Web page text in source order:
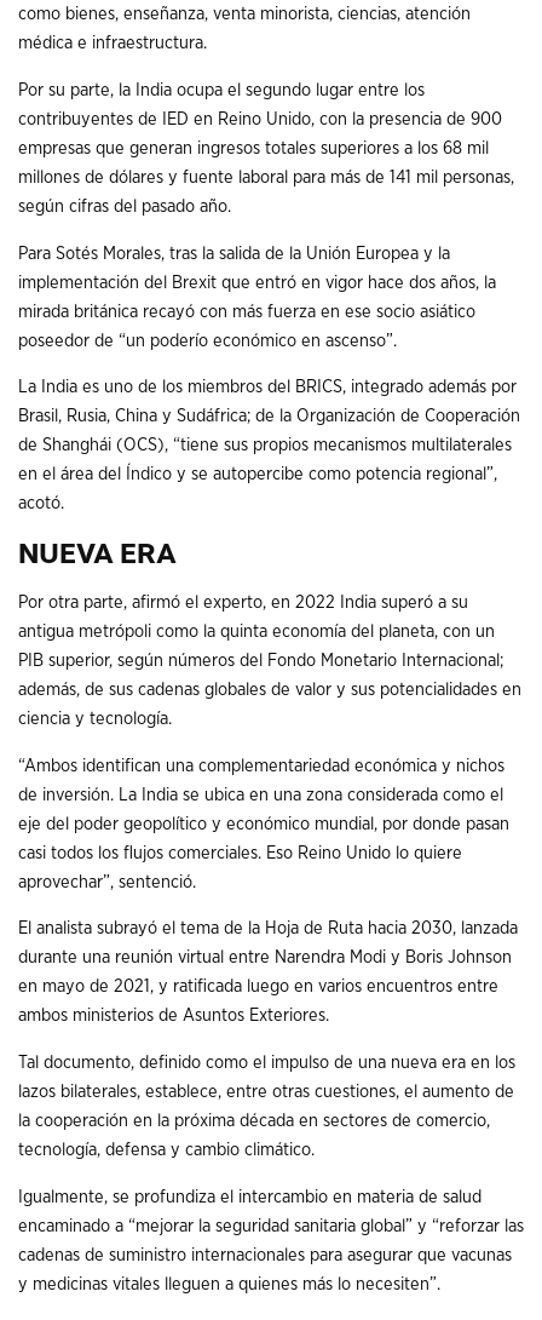
como bienes, enseñanza, venta minorista, ciencias, atención
médica e infraestructura.
Por su parte, la India ocupa el segundo lugar entre los
contribuyentes de IED en Reino Unido, con la presencia de 900
empresas que generan ingresos totales superiores a los 68 mil
millones de dólares y fuente laboral para más de 141 mil personas,
según cifras del pasado año.
Para Sotés Morales, tras la salida de la Unión Europea y la
implementación del Brexit que entró en vigor hace dos años, la
mirada británica recayó con más fuerza en ese socio asiático
poseedor de “un poderío económico en ascenso”.
La India es uno de los miembros del BRICS, integrado además por
Brasil, Rusia, China y Sudáfrica; de la Organización de Cooperación
de Shanghái (OCS), “tiene sus propios mecanismos multilaterales
en el área del Índico y se autopercibe como potencia regional”,
acotó.
NUEVA ERA
Por otra parte, afirmó el experto, en 2022 India superó a su
antigua metrópoli como la quinta economía del planeta, con un
PIB superior, según números del Fondo Monetario Internacional;
además, de sus cadenas globales de valor y sus potencialidades en
ciencia y tecnología.
“Ambos identifican una complementariedad económica y nichos
de inversión. La India se ubica en una zona considerada como el
eje del poder geopolítico y económico mundial, por donde pasan
casi todos los flujos comerciales. Eso Reino Unido lo quiere
aprovechar”, sentenció.
El analista subrayó el tema de la Hoja de Ruta hacia 2030, lanzada
durante una reunión virtual entre Narendra Modi y Boris Johnson
en mayo de 2021, y ratificada luego en varios encuentros entre
ambos ministerios de Asuntos Exteriores.
Tal documento, definido como el impulso de una nueva era en los
lazos bilaterales, establece, entre otras cuestiones, el aumento de
la cooperación en la próxima década en sectores de comercio,
tecnología, defensa y cambio climático.
Igualmente, se profundiza el intercambio en materia de salud
encaminado a “mejorar la seguridad sanitaria global” y “reforzar las
cadenas de suministro internacionales para asegurar que vacunas
y medicinas vitales lleguen a quienes más lo necesiten”.